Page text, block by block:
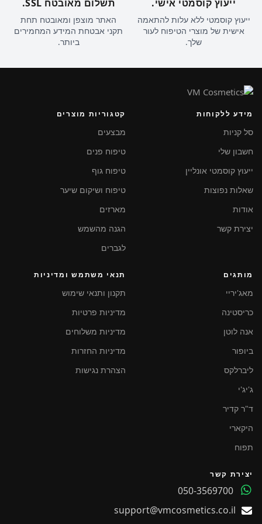
ייעוץ קוסמטי אישי.
ייעוץ קוסמטי ללא עלות להתאמה
אישית של מוצרי הטיפוח לעור
שלך.
תשלום מאובטח SSL.
האתר מוצפן ומאובטח תחת
תקני אבטחת המידע המחמירים
ביותר.
מידע ללקוחות
סל קניות
חשבון שלי
ייעוץ קוסמטי אונליין
שאלות נפוצות
אודות
יצירת קשר
קטגוריות מוצרים
מבצעים
טיפוח פנים
טיפוח גוף
טיפוח ושיקום שיער
מארזים
הגנה מהשמש
לגברים
מותגים
מאג'יריי
כריסטינה
אנה לוטן
ביופור
ליברלקס
ג'יג'י
ד"ר קדיר
היקארי
תפוח
תנאי משתמש ומדיניות
תקנון ותנאי שימוש
מדיניות פרטיות
מדיניות משלוחים
מדיניות החזרות
הצהרת נגישות
יצירת קשר
support@vmcosmetics.co.il